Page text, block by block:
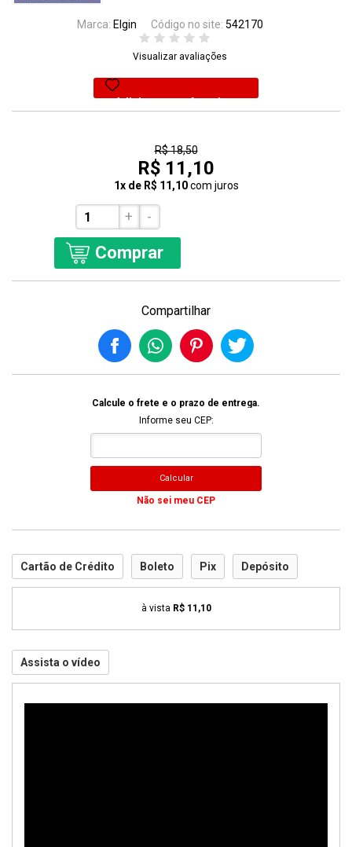
Marca: Elgin Código no site: 542170
Visualizar avaliações
Adicionar aos favoritos
R$ 18,50
R$ 11,10
1x de R$ 11,10 com juros
+ -
Comprar
Compartilhar
Calcule o frete e o prazo de entrega.
Informe seu CEP:
Calcular
Não sei meu CEP
Cartão de Crédito Boleto Pix Depósito
à vista R$ 11,10
Assista o vídeo